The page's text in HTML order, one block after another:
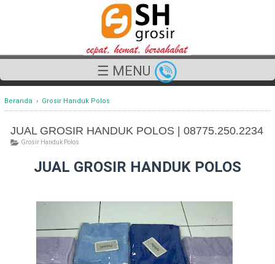
☰ MENU
Beranda › Grosir Handuk Polos
JUAL GROSIR HANDUK POLOS | 08775.250.2234
Grosir Handuk Polos
JUAL GROSIR HANDUK POLOS